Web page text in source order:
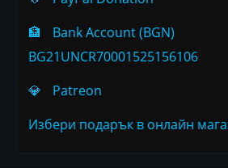
🏦
Bank Account (BGN)
BG21UNCR70001525156106
💎
Patreon
Избери подарък в онлайн